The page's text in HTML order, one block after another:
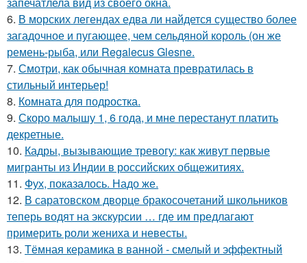
6. В морских легендах едва ли найдется существо более
загадочное и пугающее, чем сельдяной король (он же
ремень-рыба, или Regalecus Glesne.
7. Смотри, как обычная комната превратилась в
стильный интерьер!
8. Комната для подростка.
9. Скоро малышу 1, 6 года, и мне перестанут платить
декретные.
10. Кадры, вызывающие тревогу: как живут первые
мигранты из Индии в российских общежитиях.
11. Фух, показалось. Надо же.
12. В саратовском дворце бракосочетаний школьников
теперь водят на экскурсии … где им предлагают
примерить роли жениха и невесты.
13. Тёмная керамика в ванной - смелый и эффектный